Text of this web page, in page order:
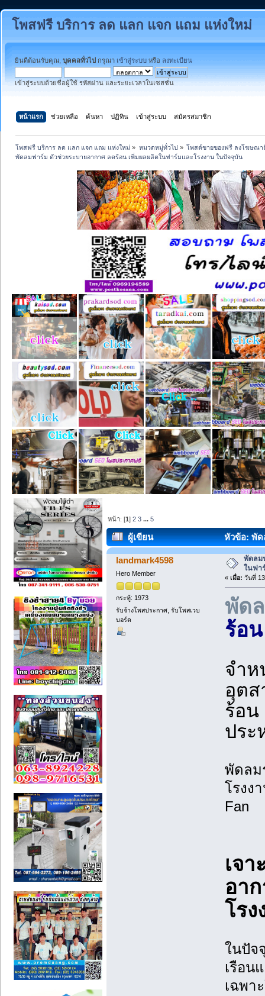
โพสฟรี บริการ ลด แลก แจก แถม แห่งใหม่
ยินดีต้อนรับคุณ, บุคคลทั่วไป กรุณา เข้าสู่ระบบ หรือ ลงทะเบียน
เข้าสู่ระบบด้วยชื่อผู้ใช้ รหัสผ่าน และระยะเวลาในเซสชั่น
หน้าแรก ช่วยเหลือ ค้นหา ปฏิทิน เข้าสู่ระบบ สมัครสมาชิก
โพสฟรี บริการ ลด แลก แจก แถม แห่งใหม่ » หมวดหมู่ทั่วไป» โพสต์ขายของฟรี ลงโฆษณา
พัดลมฟาร์ม ตัวช่วยระบายอากาศ ลดร้อน เพิ่มผลผลิตในฟาร์มและโรงงาน ในปัจจุบัน
หน้า: [1]2 3 ...5
ผู้เขียน
หัวข้อ: พัด
(อ่าน 1828 ครั้ง)
landmark4598
Hero Member
กระทู้: 1973
รับจ้างโพสประกาศ, รับโพสเวบ
บอร์ด
พัดลม
ในฟา
« เมื่อ: วันที่
พัด
ร้อ
จำห
อุตส
ร้อน
ประ
พัดลม
โรงง
Fan
เจ
อา
โรง
ในปัจ
เรือน
เฉพา